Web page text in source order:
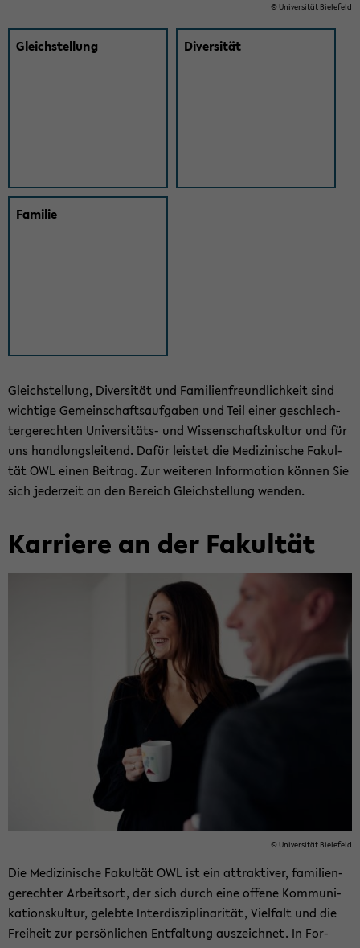
© Uni­ver­si­tät Bie­le­feld
Gleich­stel­lung Di­ver­si­tät
Fa­mi­lie
Gleich­stel­lung, Di­ver­si­tät und Fa­mi­li­en­freund­lich­keit sind
wich­ti­ge Ge­mein­schafts­auf­ga­ben und Teil einer ge­schlech­
ter­ge­rech­ten Universitäts-​ und Wis­sen­schafts­kul­tur und für
uns hand­lungs­lei­tend. Dafür leis­tet die Me­di­zi­ni­sche Fa­kul­
tät OWL einen Bei­trag. Zur wei­te­ren In­for­ma­ti­on kön­nen Sie
sich je­der­zeit an den Be­reich Gleich­stel­lung wen­den.
Kar­rie­re an der Fa­kul­tät
© Uni­ver­si­tät Bie­le­feld
Die Me­di­zi­ni­sche Fa­kul­tät OWL ist ein at­trak­ti­ver, fa­mi­li­en­
ge­rech­ter Ar­beits­ort, der sich durch eine of­fe­ne Kom­mu­ni­
ka­ti­ons­kul­tur, ge­leb­te In­ter­dis­zi­pli­na­ri­tät, Viel­falt und die
Frei­heit zur per­sön­li­chen Ent­fal­tung aus­zeich­net. In For­